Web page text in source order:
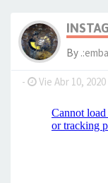
By
- Vie Abr 10, 2020